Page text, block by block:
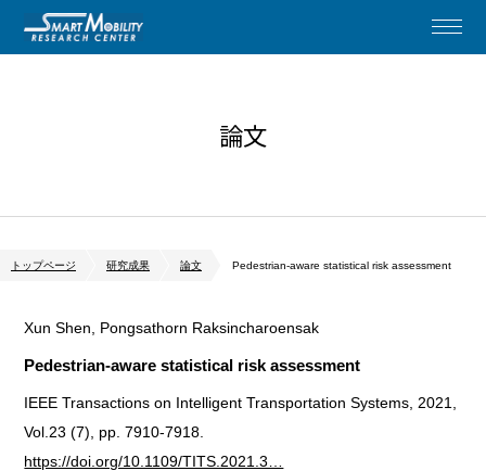
論文
トップページ 研究成果 論文 Pedestrian-aware statistical risk assessment
Xun Shen, Pongsathorn Raksincharoensak
Pedestrian-aware statistical risk assessment
IEEE Transactions on Intelligent Transportation Systems, 2021,
Vol.23 (7), pp. 7910-7918.
https://doi.org/10.1109/TITS.2021.3…